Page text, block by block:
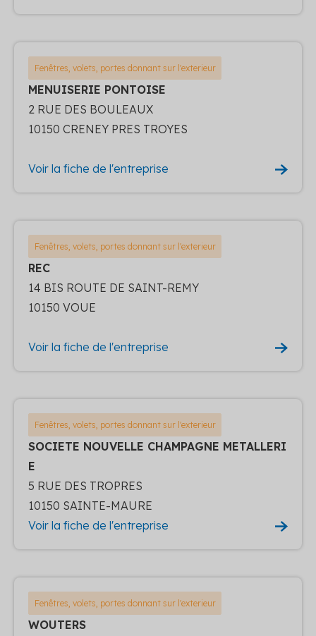
Fenêtres, volets, portes donnant sur l'exterieur
MENUISERIE PONTOISE
2 RUE DES BOULEAUX
10150 CRENEY PRES TROYES
Voir la fiche de l'entreprise
Fenêtres, volets, portes donnant sur l'exterieur
REC
14 BIS ROUTE DE SAINT-REMY
10150 VOUE
Voir la fiche de l'entreprise
Fenêtres, volets, portes donnant sur l'exterieur
SOCIETE NOUVELLE CHAMPAGNE METALLERI
E
5 RUE DES TROPRES
10150 SAINTE-MAURE
Voir la fiche de l'entreprise
Fenêtres, volets, portes donnant sur l'exterieur
WOUTERS